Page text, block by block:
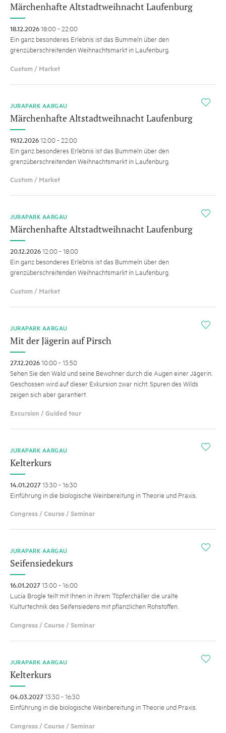
Märchenhafte Altstadtweihnacht Laufenburg
18.12.202618:00 - 22:00
Ein ganz besonderes Erlebnis ist das Bummeln über den
grenzüberschreitenden Weihnachtsmarkt in Laufenburg.
Custom / Market
i
JURAPARK AARGAU
Märchenhafte Altstadtweihnacht Laufenburg
19.12.202612:00 - 22:00
Ein ganz besonderes Erlebnis ist das Bummeln über den
grenzüberschreitenden Weihnachtsmarkt in Laufenburg.
Custom / Market
i
JURAPARK AARGAU
Märchenhafte Altstadtweihnacht Laufenburg
20.12.202612:00 - 18:00
Ein ganz besonderes Erlebnis ist das Bummeln über den
grenzüberschreitenden Weihnachtsmarkt in Laufenburg.
Custom / Market
i
JURAPARK AARGAU
Mit der Jägerin auf Pirsch
27.12.202610:00 - 13:50
Sehen Sie den Wald und seine Bewohner durch die Augen einer Jägerin.
Geschossen wird auf dieser Exkursion zwar nicht, Spuren des Wilds
zeigen sich aber garantiert.
Excursion / Guided tour
i
JURAPARK AARGAU
Kelterkurs
14.01.202713:30 - 16:30
Einführung in die biologische Weinbereitung in Theorie und Praxis.
Congress / Course / Seminar
i
JURAPARK AARGAU
Seifensiedekurs
16.01.202713:00 - 16:00
Lucia Brogle teilt mit Ihnen in ihrem Töpferchäller die uralte
Kulturtechnik des Seifensiedens mit pflanzlichen Rohstoffen.
Congress / Course / Seminar
i
JURAPARK AARGAU
Kelterkurs
04.03.202713:30 - 16:30
Einführung in die biologische Weinbereitung in Theorie und Praxis.
Congress / Course / Seminar